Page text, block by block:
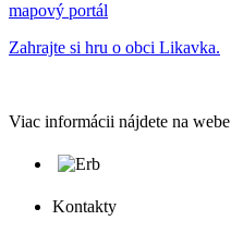
mapový portál
Zahrajte si hru o obci Likavka.
Viac informácii nájdete na webe
Kontakty